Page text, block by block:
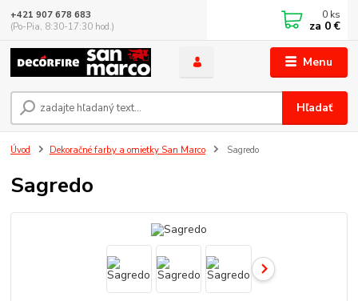
Menu
Hľadať
+421 907 678 683
(Po-Pia, 8:30-17:30 hod.)
0 ks
za 0 €
Úvod Dekoračné farby a omietky San Marco Sagredo
Sagredo